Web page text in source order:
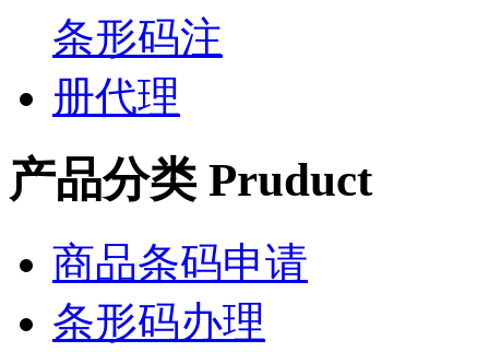
产品分类 Pruduct
商品条码申请
条形码办理